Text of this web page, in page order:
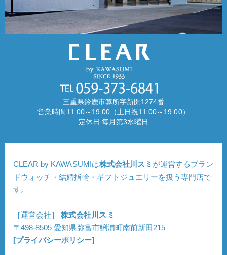
三重県鈴鹿市算所字新開1274番
営業時間11:00～19:00（土日祝11:00～19:00）
定休日 毎月第3水曜日
CLEAR by KAWASUMIは株式会社川スミ が運営するブラン
ドウォッチ・結婚指輪・ギフトジュエリーを扱う専門店で
す。
［運営会社］株式会社川スミ
〒498-8505 愛知県弥富市鯏浦町南前新田215
[プライバシーポリシー]